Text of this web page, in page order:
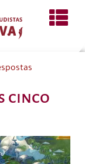
cinco